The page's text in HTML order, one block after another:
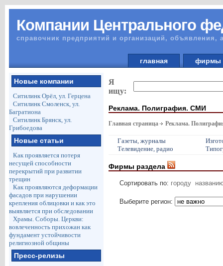
Компании Центрального
справочник предприятий и организаций, объявления,
главная
Новые компании
Ситилинк Орёл, ул. Герцена
Ситилинк Смоленск, ул.
Багратиона
Ситилинк Брянск, ул.
Грибоедова
Новые статьи
Как проявляется потеря
несущей способности
перекрытий при развитии
трещин
Как проявляются деформации
фасадов при нарушении
крепления облицовки и как это
выявляется при обследовании
Храмы. Соборы. Церкви:
вовлеченность прихожан как
фундамент устойчивости
религиозной общины
Пресс-релизы
Я
ищу:
Реклама. Полиграфия. СМИ
Главная страница Реклама.
Газеты, журналы
Телевидение, радио
Фирмы раздела
Сортировать по: городу
Выберите регион: